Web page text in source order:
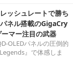
ッシュレートで勝ち
ネル搭載のGigaCry
マー注目の武器
OLEDパネルの圧倒的
』で体感しま